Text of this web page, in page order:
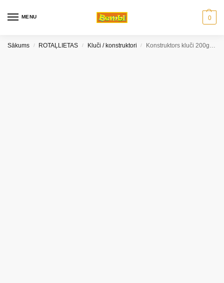
MENU 0
Sākums / ROTAĻLIETAS / Kluči / konstruktori / Konstruktors kluči 200gab (28mm)